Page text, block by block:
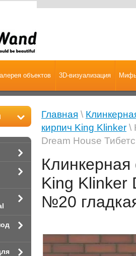
объектов 3D-визуализация
Главная \
кирпич King Klinker \
Dream House
King Klinker
№20